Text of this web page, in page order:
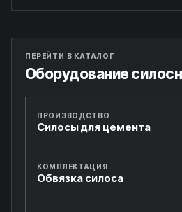
ПЕРЕЙТИ В КАТАЛОГ
Оборудование
ПРОИЗВОДСТВО
Силосы для цемента
КОМПЛЕКТАЦИЯ
Обвязка силоса